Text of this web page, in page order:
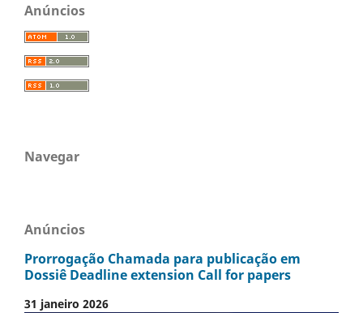
Anúncios
Navegar
Anúncios
Prorrogação Chamada para publicação em
Dossiê Deadline extension Call for papers
31 janeiro 2026